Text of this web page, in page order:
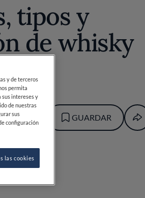
tipos y
de whisky
GUARDAR
y de terceros
permita
sus intereses y
de nuestras
sus
configuración
las cookies